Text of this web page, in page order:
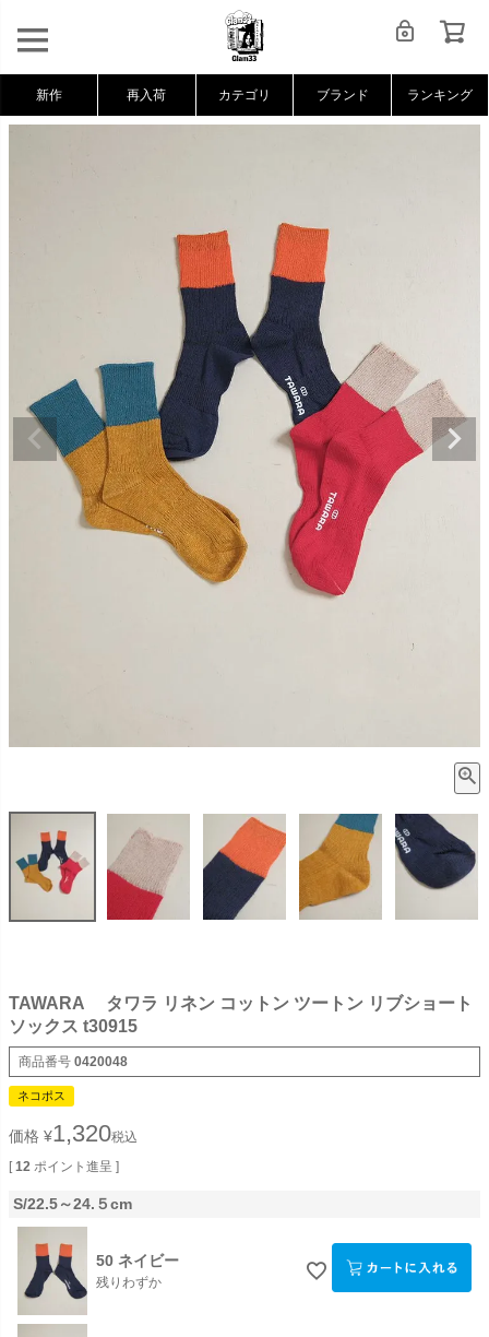
新作 再入荷 カテゴリ ブランド ランキング
TAWARA タワラ リネン コットン ツートン リブショート
ソックス t30915
商品番号 0420048
ネコポス
価格 ¥1,320税込
[ 12 ポイント進呈 ]
S/22.5～24.５cm
50 ネイビー
残りわずか